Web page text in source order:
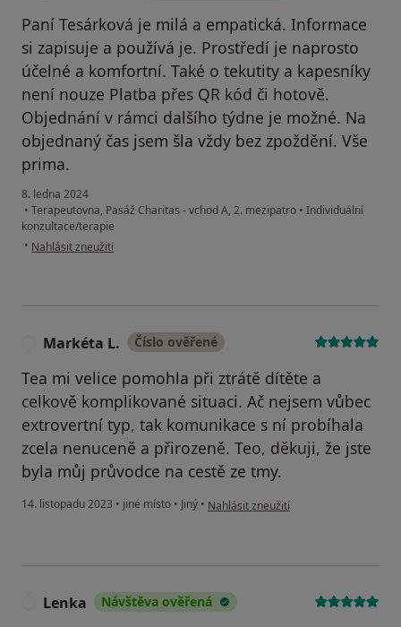
Paní Tesárková je milá a empatická. Informace
si zapisuje a používá je. Prostředí je naprosto
účelné a komfortní. Také o tekutity a kapesníky
není nouze Platba přes QR kód či hotově.
Objednání v rámci dalšího týdne je možné. Na
objednaný čas jsem šla vždy bez zpoždění. Vše
prima.
8. ledna 2024
• Terapeutovna, Pasáž Charitas - vchod A, 2. mezipatro • Individuální
konzultace/terapie
• podle názoru uživatele Jana Poulová
Nahlásit zneužití
Markéta L. Číslo ověřené
Tea mi velice pomohla při ztrátě dítěte a
celkově komplikované situaci. Ač nejsem vůbec
extrovertní typ, tak komunikace s ní probíhala
zcela nenuceně a přirozeně. Teo, děkuji, že jste
byla můj průvodce na cestě ze tmy.
14. listopadu 2023 • jiné místo • Jiný • podle názoru uživatele Markéta L.
Nahlásit zneužití
Lenka Návštěva ověřená